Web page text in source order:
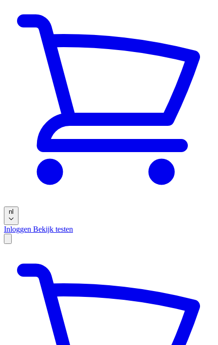
nl
Inloggen Bekijk testen